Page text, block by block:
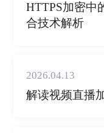
HTTPS加密中
合技术解析
2026.04.13
解读视频直播